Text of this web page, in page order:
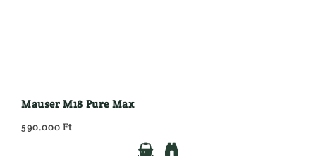
Mauser M18 Pure Max
590.000 Ft

